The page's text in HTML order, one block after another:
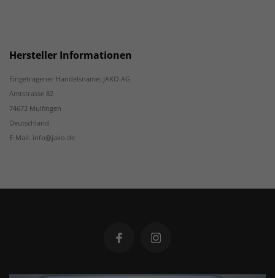
Hersteller Informationen
Eingetragener Handelsname: JAKO AG
Amtstrasse 82
74673 Mulfingen
Deutschland
E-Mail: info@jako.de